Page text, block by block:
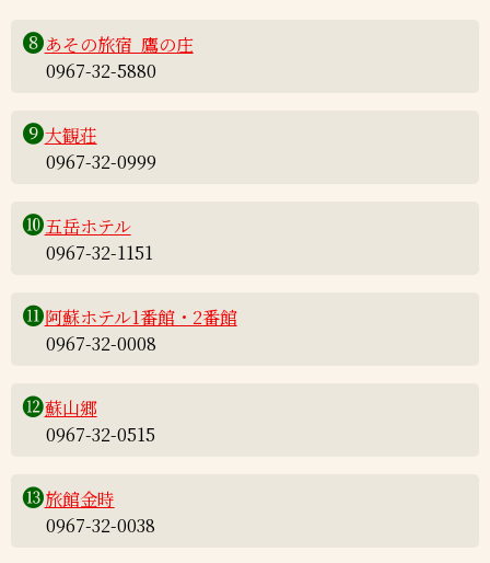
❽あその旅宿 鷹の庄
0967-32-5880
❾大観荘
0967-32-0999
❿五岳ホテル
0967-32-1151
⓫阿蘇ホテル1番館・2番館
0967-32-0008
⓬蘇山郷
0967-32-0515
⓭旅館金時
0967-32-0038